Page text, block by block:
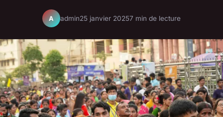
A admin25 janvier 20257 min de lecture